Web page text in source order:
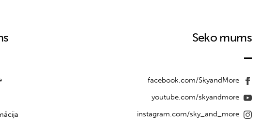
Seko mums
facebook.com/SkyandMore
youtube.com/skyandmore
instagram.com/sky_and_more